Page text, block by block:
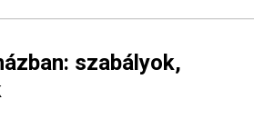
szabályok,